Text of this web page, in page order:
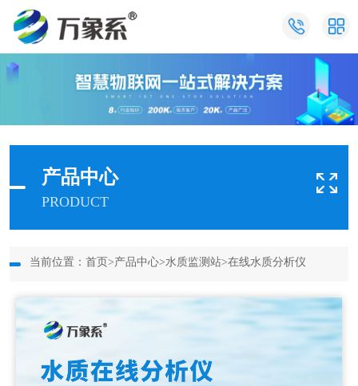
产品中心
PRODUCT
当前位置： 首页 >产品中心>水质监测站>在线水质分析仪